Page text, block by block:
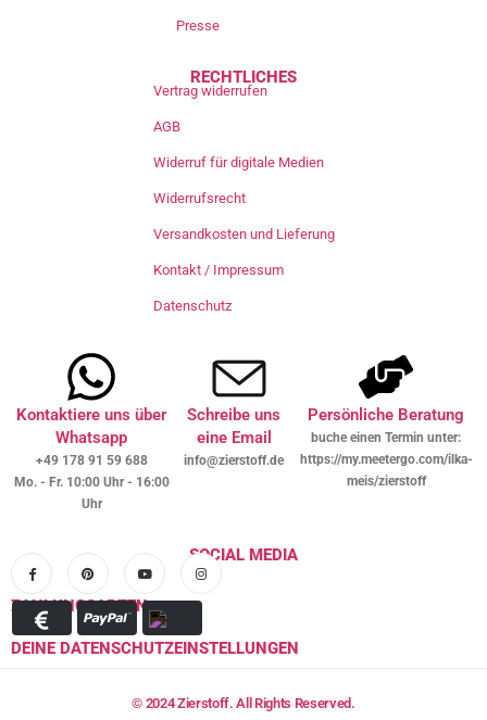
Presse
RECHTLICHES
Vertrag widerrufen
AGB
Widerruf für digitale Medien
Widerrufsrecht
Versandkosten und Lieferung
Kontakt / Impressum
Datenschutz
Kontaktiere uns über
Whatsapp
+49 178 91 59 688
Mo. - Fr. 10:00 Uhr - 16:00
Uhr
Schreibe uns
eine Email
info@zierstoff.de
Persönliche Beratung
buche einen Termin unter:
https://my.meetergo.com/ilka-
meis/zierstoff
SOCIAL MEDIA
ZAHLUNGSARTEN
DEINE DATENSCHUTZEINSTELLUNGEN
© 2024 Zierstoff. All Rights Reserved.